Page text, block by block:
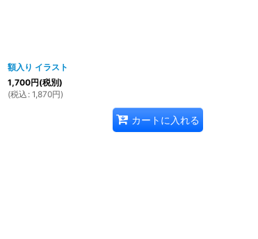
額入り イラスト
1,700円(税別)
(税込 : 1,870円)
カートに入れる